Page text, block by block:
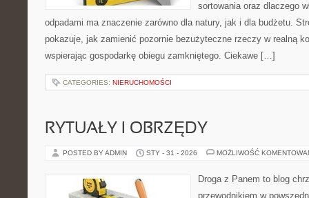
sortowania oraz dlaczego
odpadami ma znaczenie zarówno dla natury, jak i dla budżetu.
pokazuje, jak zamienić pozornie bezużyteczne rzeczy w realną
wspierając gospodarkę obiegu zamkniętego. Ciekawe […]
CATEGORIES: NIERUCHOMOŚCI
RYTUAŁY I OBRZĘDY
POSTED BY ADMIN STY - 31 - 2026 MOŻLIWOŚĆ
Droga z Panem to blog
przewodnikiem w